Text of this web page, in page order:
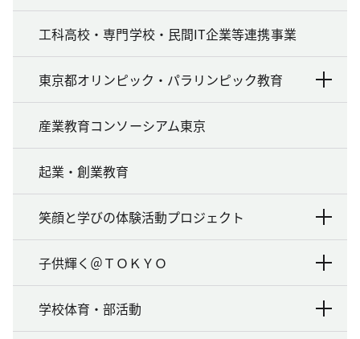
工科高校・専門学校・民間IT企業等連携事業
東京都オリンピック・パラリンピック教育
産業教育コンソーシアム東京
起業・創業教育
笑顔と学びの体験活動プロジェクト
子供輝く＠ＴＯＫＹＯ
学校体育・部活動